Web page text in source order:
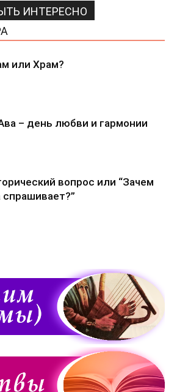
ИНТЕРЕСНО
или Храм?
– день любви и гармонии
вопрос или “Зачем
спрашивает?”